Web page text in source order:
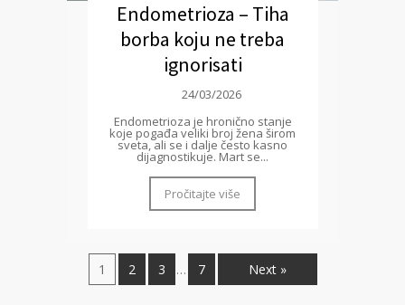
Endometrioza – Tiha
borba koju ne treba
ignorisati
24/03/2026
Endometrioza je hronično stanje
koje pogađa veliki broj žena širom
sveta, ali se i dalje često kasno
dijagnostikuje. Mart se...
Pročitajte više
1 2 3 … 7 Next »